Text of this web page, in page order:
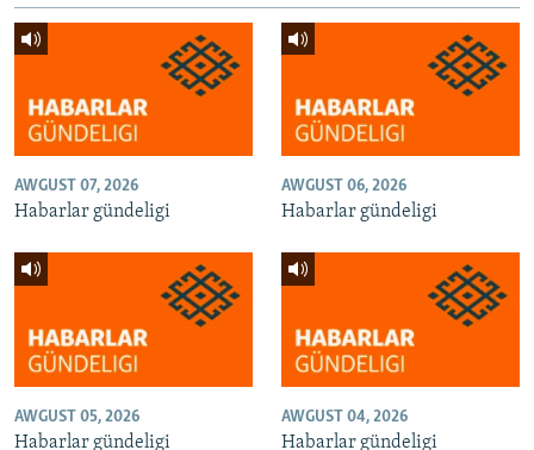
AWGUST 07, 2026
Habarlar gündeligi
AWGUST 06, 2026
Habarlar gündeligi
AWGUST 05, 2026
Habarlar gündeligi
AWGUST 04, 2026
Habarlar gündeligi